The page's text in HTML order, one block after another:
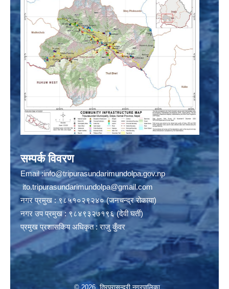
सम्पर्क विवरण
Email :info@tripurasundarimundolpa.gov.np
ito.tripurasundarimundolpa@gmail.com
नगर प्रमुख : ९८५१०२९२४० (जनचन्द्र रोकाया)
नगर उप प्रमुख : ९८४९३२७१९६ (देवी घर्ती)
प्रमुख प्रशासकिय अधिकृत : राजु कुँवर
© 2026 त्रिपुरासुन्दरी नगरपालिका